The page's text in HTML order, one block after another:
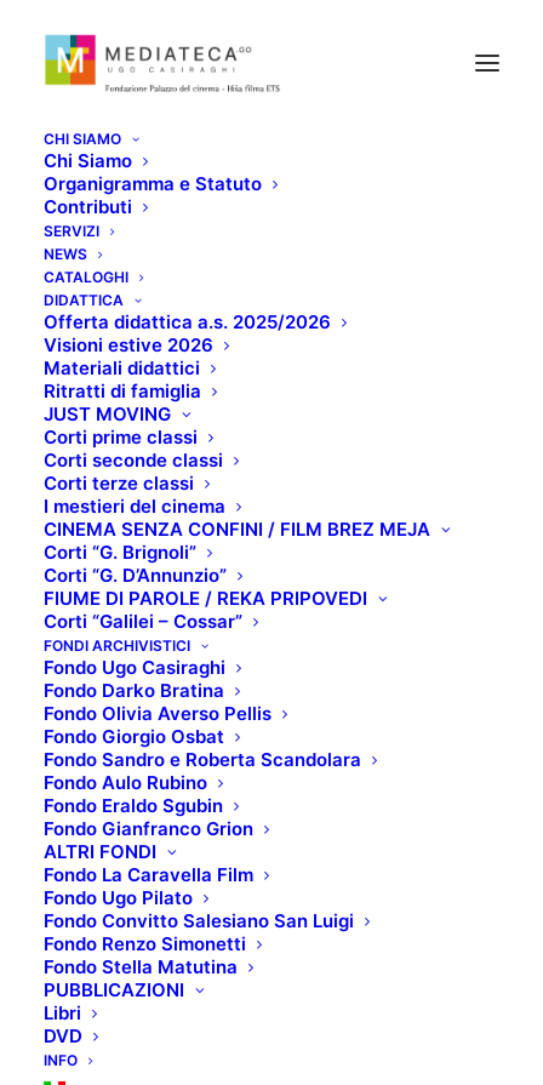
CHI SIAMO
Chi Siamo
Organigramma e Statuto
Contributi
SERVIZI
NEWS
CATALOGHI
DIDATTICA
Offerta didattica a.s. 2025/2026
Visioni estive 2026
Materiali didattici
Ritratti di famiglia
JUST MOVING
Corti prime classi
Corti seconde classi
Corti terze classi
I mestieri del cinema
CINEMA SENZA CONFINI / FILM BREZ MEJA
Corti “G. Brignoli”
Corti “G. D’Annunzio”
FIUME DI PAROLE / REKA PRIPOVEDI
Corti “Galilei – Cossar”
FONDI ARCHIVISTICI
Fondo Ugo Casiraghi
Fondo Darko Bratina
Fondo Olivia Averso Pellis
Fondo Giorgio Osbat
Fondo Sandro e Roberta Scandolara
Fondo Aulo Rubino
Fondo Eraldo Sgubin
Fondo Gianfranco Grion
ALTRI FONDI
Fondo La Caravella Film
Fondo Ugo Pilato
Fondo Convitto Salesiano San Luigi
Fondo Renzo Simonetti
Fondo Stella Matutina
PUBBLICAZIONI
Libri
DVD
INFO
DONAZIONE DELLE
TESI DI LAUREA
L’Associazione Palazzo del Cinema – Hiša filma (che
gestisce Mediateca.GO “Ugo Casiraghi”) accetta – a
titolo di donazione –tesi di laurea di argomento
cinematografico, fotografico e relative alla storia
dei media, allo scopo di valorizzare e diffondere gli
originali elaborati dei neolaureati. A tal riguardo
stata creata una sezione speciale dedicata a questi
materiali.
Le tesi sono liberamenteaccessibili ai soli ed
esclusivi fini della consultazione
apposita liberatoria,
riproduzioni
Notizia bibliografica della tesi sarà inserita sul